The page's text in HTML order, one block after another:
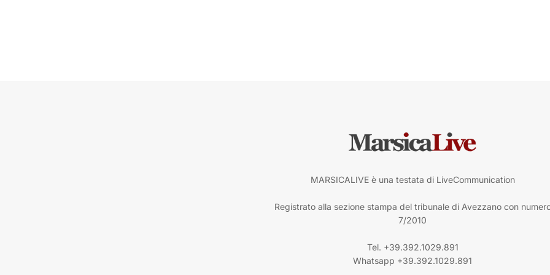
MARSICALIVE è una testata di LiveCommunication
Registrato alla sezione stampa del tribunale di Avezzano con
7/2010
Tel. +39.392.1029.891
Whatsapp +39.392.1029.891